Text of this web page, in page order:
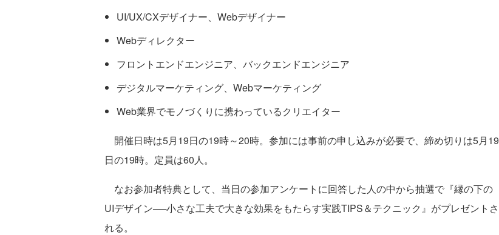
UI/UX/CXデザイナー、Webデザイナー
Webディレクター
フロントエンドエンジニア、バックエンドエンジニア
デジタルマーケティング、Webマーケティング
Web業界でモノづくりに携わっているクリエイター
開催日時は5月19日の19時～20時。参加には事前の申し込みが必要で、締め切りは5月19
日の19時。定員は60人。
なお参加者特典として、当日の参加アンケートに回答した人の中から抽選で『縁の下の
UIデザイン──小さな工夫で大きな効果をもたらす実践TIPS＆テクニック』がプレゼントさ
れる。